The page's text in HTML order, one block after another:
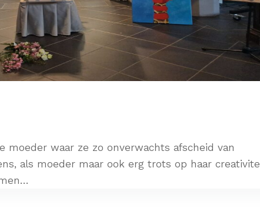
waar ze zo onverwachts afscheid van
als moeder maar ook erg trots op haar